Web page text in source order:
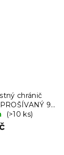
chránič
90
(>10 ks)